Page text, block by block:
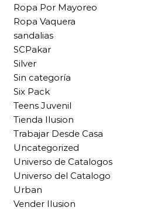
Ropa Por Mayoreo
Ropa Vaquera
sandalias
SCPakar
Silver
Sin categoría
Six Pack
Teens Juvenil
Tienda Ilusion
Trabajar Desde Casa
Uncategorized
Universo de Catalogos
Universo del Catalogo
Urban
Vender Ilusion